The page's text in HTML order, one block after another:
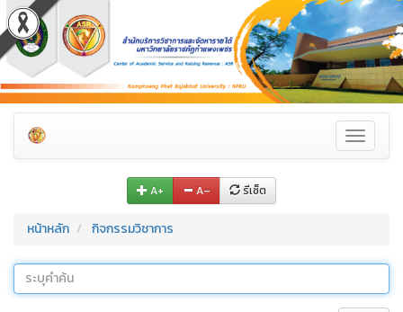
Toggle
A+ A– รีเซ็ต
หน้าหลัก กิจกรรมวิชาการ